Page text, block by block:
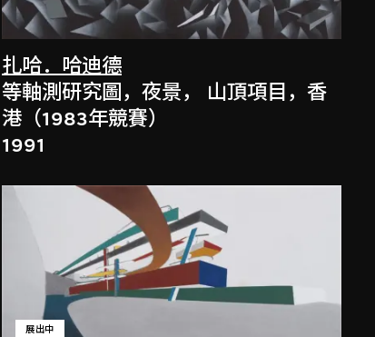
扎哈．哈迪德
等軸測研究圖，夜景， 山頂項目，香
港（1983年競賽）
1991
展出中